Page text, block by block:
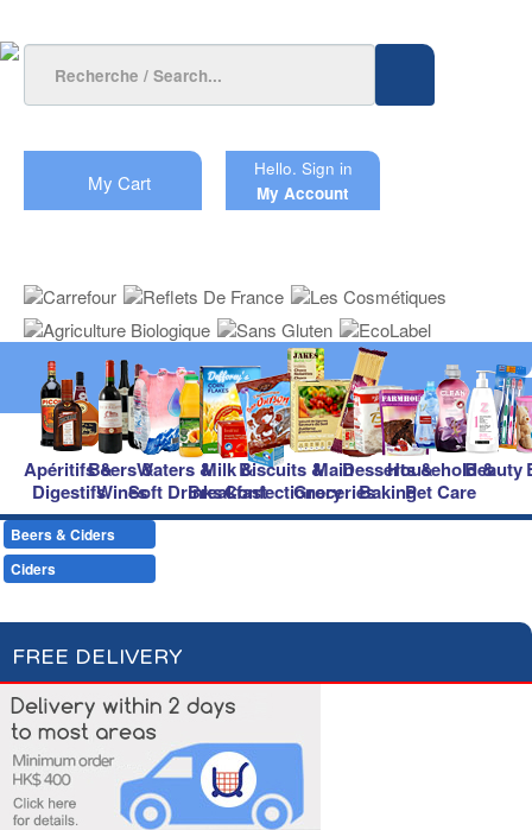
My Cart
Hello. Sign in
My Account
Apéritifs &
Digestifs
Beers &
Wines
Waters &
Soft Drinks
Milk &
Breakfast
Biscuits &
Confectionery
Main
Groceries
Desserts &
Baking
Household &
Pet Care
Beauty
Beers & Ciders
Ciders
FREE DELIVERY